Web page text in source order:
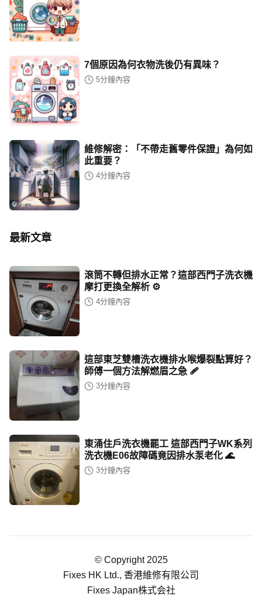
7個原因為何衣物洗後仍有異味？
5分鐘內容
維修解密：「不帶走舊零件保證」為何如
此重要？
4分鐘內容
最新文章
滾筒不轉但排水正常？這部西門子洗衣機
摩打更換全解析 ⚙️
4分鐘內容
這部東芝雙槽洗衣機排水喉爆裂點算好？
師傅一個方法解燃眉之急 🩹
3分鐘內容
東涌住戶洗衣機罷工 這部西門子WK系列
洗衣機E06故障碼竟因排水泵老化 🌊
3分鐘內容
© Copyright 2025
Fixes HK Ltd., 香港維修有限公司
Fixes Japan株式会社